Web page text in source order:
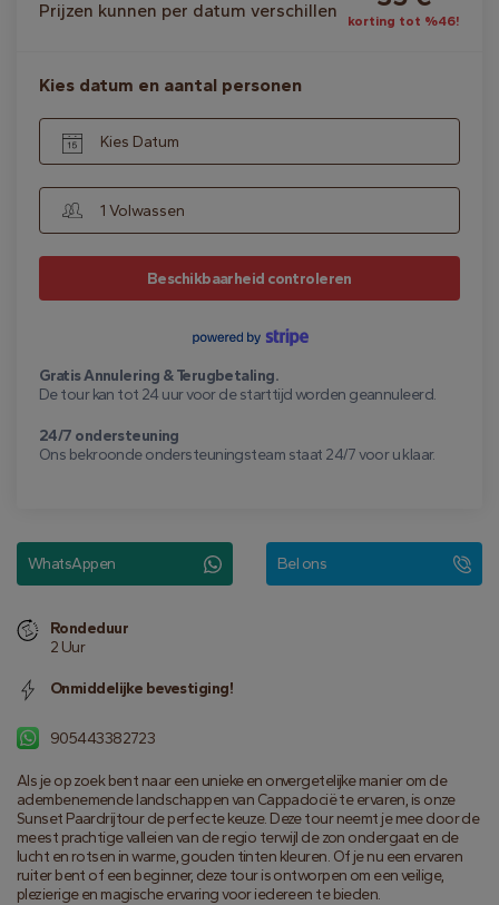
Als je op zoek bent naar een unieke en onvergetelijke manier om de
adembenemende landschappen van Cappadocië te ervaren, is onze
Sunset Paardrijtour de perfecte keuze. Deze tour neemt je mee door de
meest prachtige valleien van de regio terwijl de zon ondergaat en de
lucht en rotsen in warme, gouden tinten kleuren. Of je nu een ervaren
ruiter bent of een beginner, deze tour is ontworpen om een veilige,
plezierige en magische ervaring voor iedereen te bieden.
Prijzen kunnen per datum verschillen
korting tot %46!
Kies datum en aantal personen
Kies Datum
1 Volwassen
Beschikbaarheid controleren
Gratis Annulering & Terugbetaling.
De tour kan tot 24 uur voor de starttijd worden geannuleerd.
24/7 ondersteuning
Ons bekroonde ondersteuningsteam staat 24/7 voor u klaar.
WhatsAppen Bel ons
Rondeduur
2 Uur
Onmiddelijke bevestiging!
905443382723